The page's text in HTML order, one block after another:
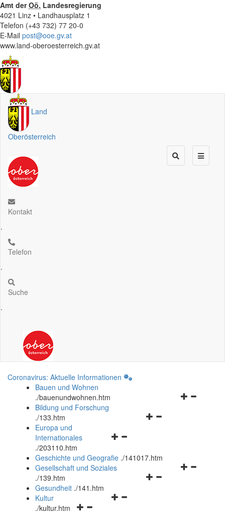
Amt derOö. Landesregierung
4021 Linz • Landhausplatz 1
Telefon (+43 732) 77 20-0
E-Mail post@ooe.gv.at
www.land-oberoesterreich.gv.at
Land
Oberösterreich
Kontakt
.
Telefon
.
Suche
.
Coronavirus: Aktuelle Informationen
Bauen und Wohnen
./bauenundwohnen.htm
Navigationsmenü
Bildung und Forschung
./133.htm
Navigationsmenü
und
schließen
Europa und
Internationales
./203110.htm
Geschichte und Geografie ./141017.htm
Navigationsmenü
Gesellschaft und Soziales
./139.htm
Navigationsmenü
Gesundheit ./141.htm
Navigationsmenü
Kultur
./kultur.htm